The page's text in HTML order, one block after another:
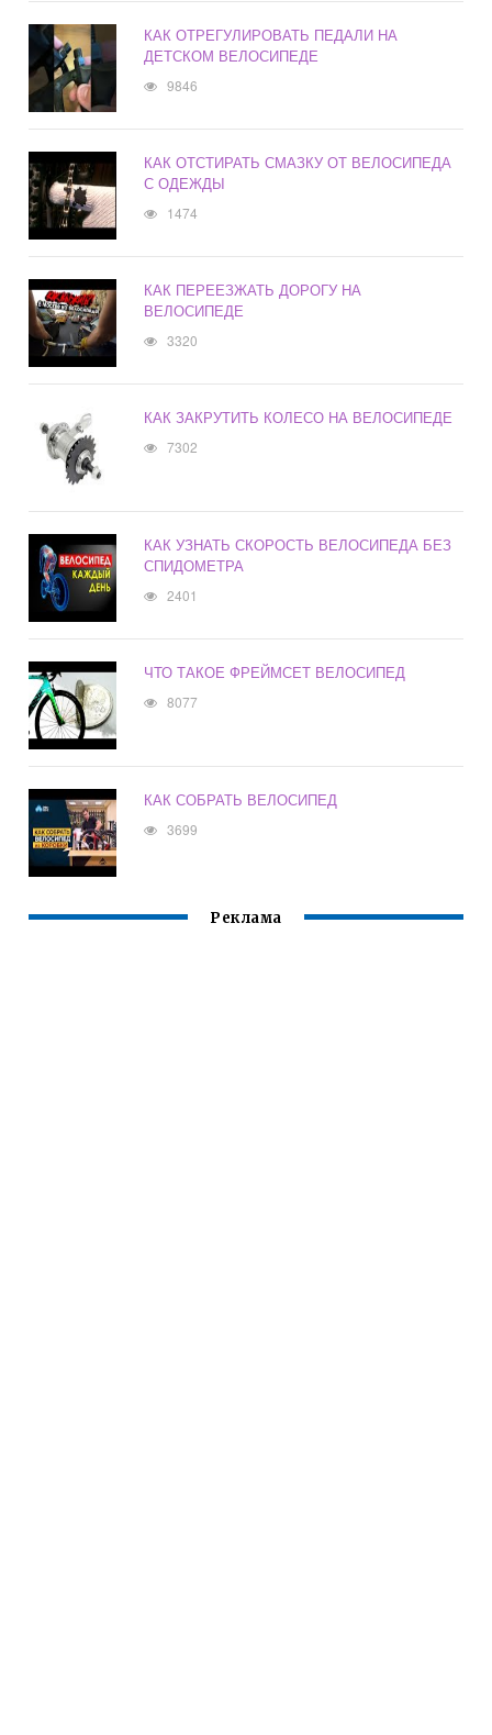
КАК ОТРЕГУЛИРОВАТЬ ПЕДАЛИ НА
ДЕТСКОМ ВЕЛОСИПЕДЕ
9846
КАК ОТСТИРАТЬ СМАЗКУ ОТ ВЕЛОСИПЕДА
С ОДЕЖДЫ
1474
КАК ПЕРЕЕЗЖАТЬ ДОРОГУ НА
ВЕЛОСИПЕДЕ
3320
КАК ЗАКРУТИТЬ КОЛЕСО НА ВЕЛОСИПЕДЕ
7302
КАК УЗНАТЬ СКОРОСТЬ ВЕЛОСИПЕДА БЕЗ
СПИДОМЕТРА
2401
ЧТО ТАКОЕ ФРЕЙМСЕТ ВЕЛОСИПЕД
8077
КАК СОБРАТЬ ВЕЛОСИПЕД
3699
Реклама